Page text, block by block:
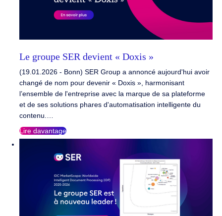
Le groupe SER devient « Doxis »
(19.01.2026 - Bonn) SER Group a annoncé aujourd'hui avoir
changé de nom pour devenir « Doxis », harmonisant
l’ensemble de l'entreprise avec la marque de sa plateforme
et de ses solutions phares d'automatisation intelligente du
contenu.…
Lire davantage